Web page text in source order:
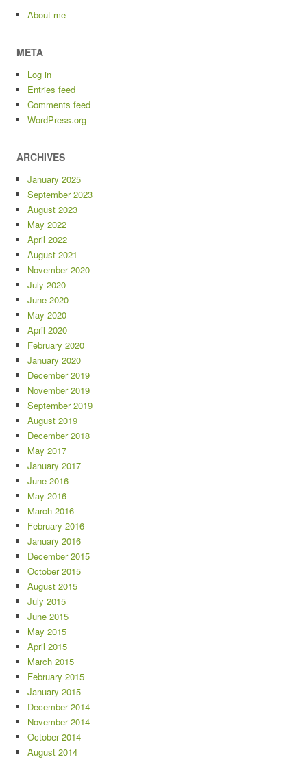
About me
META
Log in
Entries feed
Comments feed
WordPress.org
ARCHIVES
January 2025
September 2023
August 2023
May 2022
April 2022
August 2021
November 2020
July 2020
June 2020
May 2020
April 2020
February 2020
January 2020
December 2019
November 2019
September 2019
August 2019
December 2018
May 2017
January 2017
June 2016
May 2016
March 2016
February 2016
January 2016
December 2015
October 2015
August 2015
July 2015
June 2015
May 2015
April 2015
March 2015
February 2015
January 2015
December 2014
November 2014
October 2014
August 2014